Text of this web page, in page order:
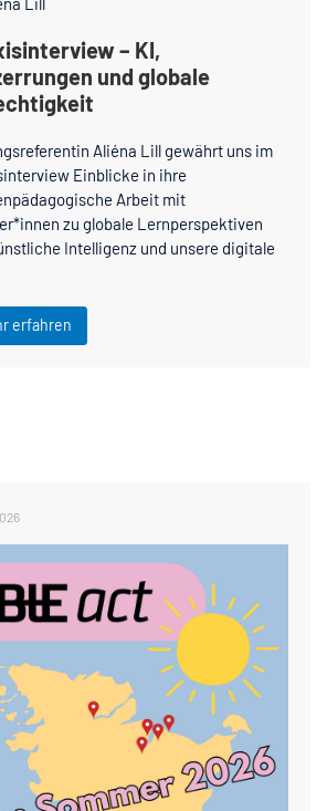
– KI,
und globale
Aliéna Lill gewährt uns im
Einblicke in ihre
Arbeit mit
zu globale Lernperspektiven
Intelligenz und unsere digitale
erfahren